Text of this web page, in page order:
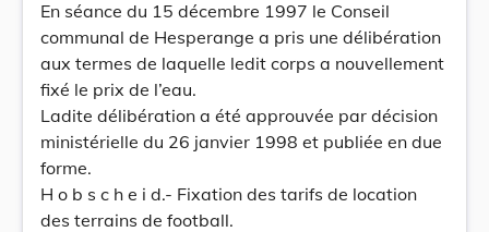
En séance du 15 décembre 1997 le Conseil
communal de Hesperange a pris une délibération
aux termes de laquelle ledit corps a nouvellement
fixé le prix de l’eau.
Ladite délibération a été approuvée par décision
ministérielle du 26 janvier 1998 et publiée en due
forme.
H o b s c h e i d.- Fixation des tarifs de location
des terrains de football.